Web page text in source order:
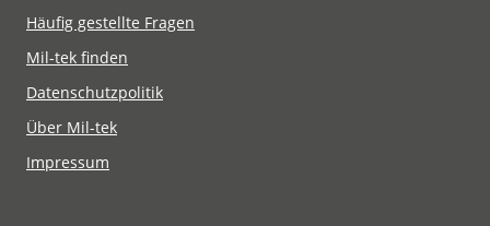
Häufig gestellte Fragen
Mil-tek finden
Datenschutzpolitik
Über Mil-tek
Impressum